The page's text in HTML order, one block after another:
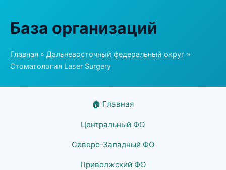
База организаций
Главная » Дальневосточный федеральный округ »
Стоматология Laser Surgery
🏠 Главная
Центральный ФО
Северо-Западный ФО
Приволжский ФО